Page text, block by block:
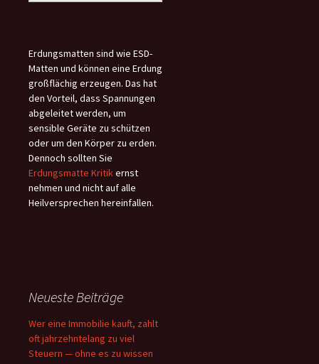
Erdungsmatten sind wie ESD-
Matten und können eine Erdung
großflächig erzeugen. Das hat
den Vorteil, dass Spannungen
abgeleitet werden, um
sensible Geräte zu schützen
oder um den Körper zu erden.
Dennoch sollten Sie
Erdungsmatte Kritikernst
nehmen und nicht auf alle
Heilversprechen hereinfallen.
Neueste Beiträge
Wer eine Immobilie kauft, zahlt
oft jahrzehntelang zu viel
Steuern — ohne es zu wissen